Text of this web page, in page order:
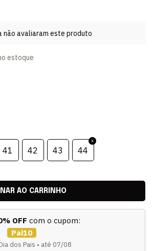
não avaliaram este produto
estoque
41 42 43 44
OFF com o cupom:
Pai10
dos Pais • até 07/08